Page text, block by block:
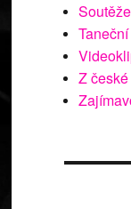
Soutěže
Z